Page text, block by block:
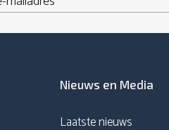
Nieuws en Media
Laatste nieuws